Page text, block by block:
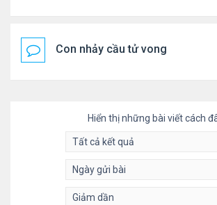
Con nhảy cầu tử vong, mẹ
Hiển thị những bài viết cách